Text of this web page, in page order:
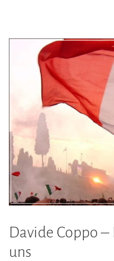
Straßen
von
Turin
verschwand“
Davide Coppo
uns